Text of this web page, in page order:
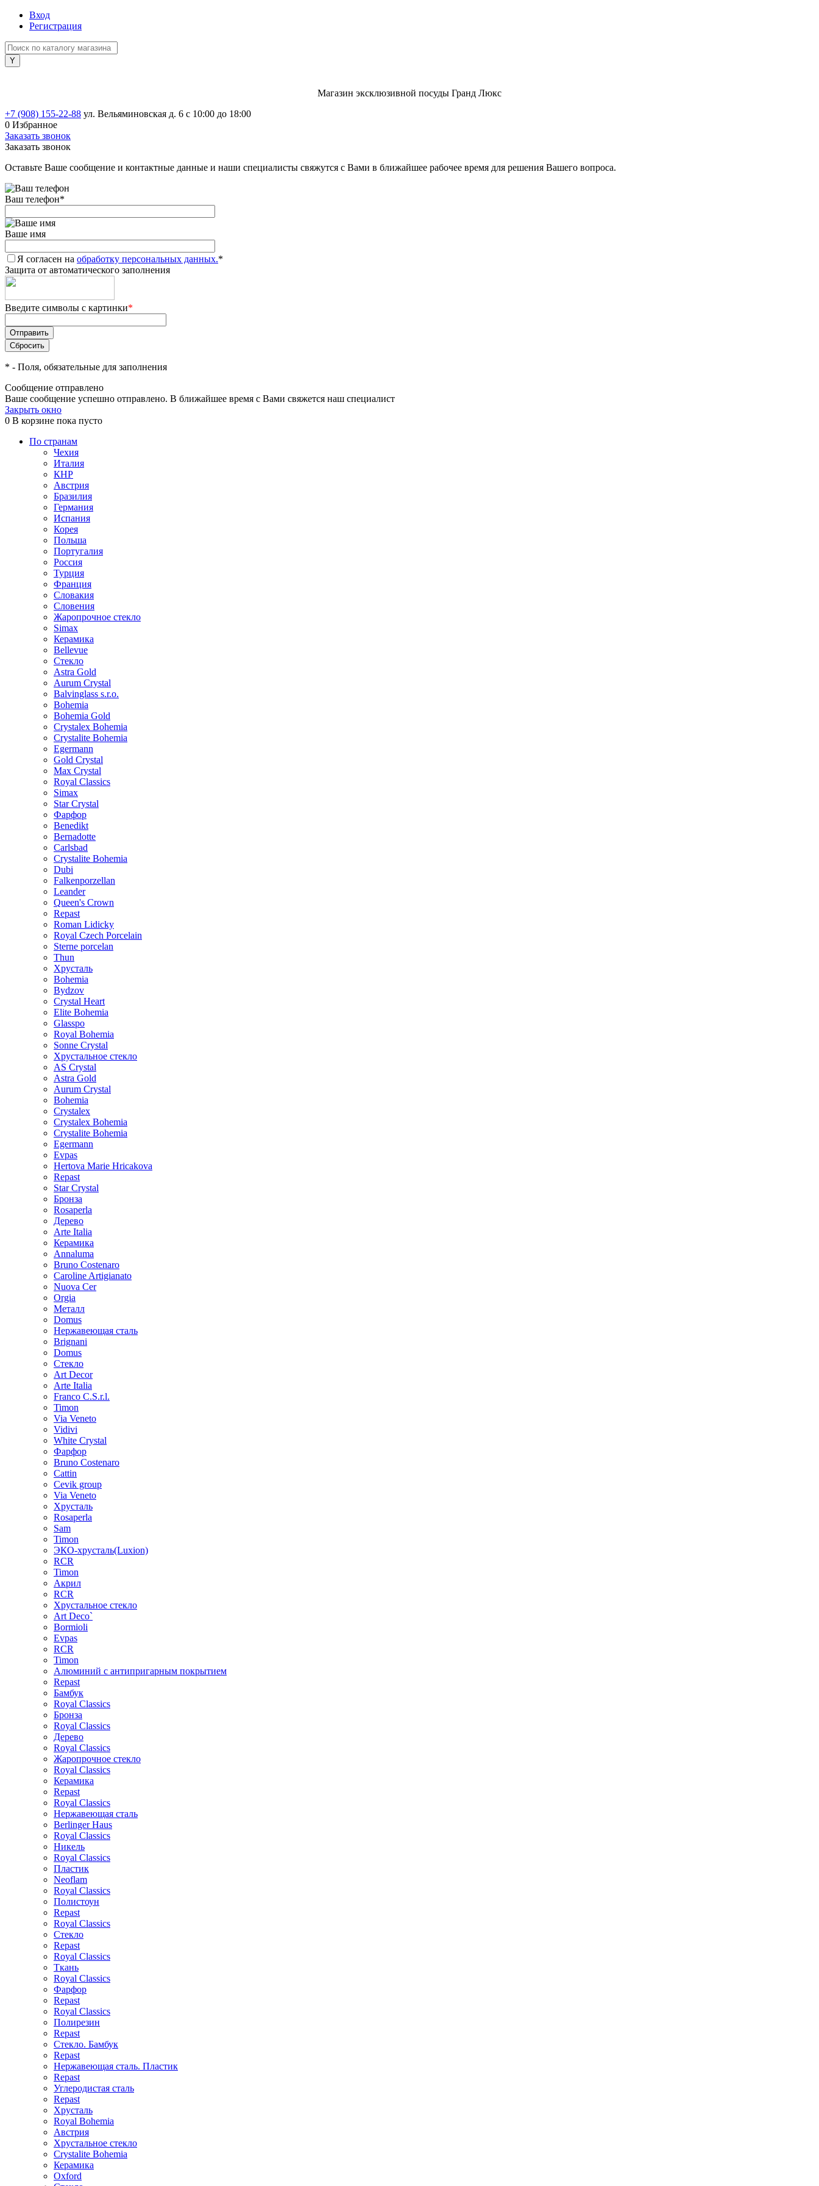
Вход
Регистрация
Магазин эксклюзивной посуды Гранд Люкс
+7 (908) 155-22-88 ул. Вельяминовская д. 6 с 10:00 до 18:00
0 Избранное
Заказать звонок
Заказать звонок
Оставьте Ваше сообщение и контактные данные и наши специалисты свяжутся с Вами в ближайшее рабочее время для решения Вашего вопроса.
Ваш телефон*
Ваше имя
Я согласен на обработку персональных данных.*
Защита от автоматического заполнения
Введите символы с картинки*
* - Поля, обязательные для заполнения
Сообщение отправлено
Ваше сообщение успешно отправлено. В ближайшее время с Вами свяжется наш специалист
Закрыть окно
0 В корзине пока пусто
По странам
Чехия
Италия
КНР
Австрия
Бразилия
Германия
Испания
Корея
Польша
Португалия
Россия
Турция
Франция
Словакия
Словения
Жаропрочное стекло
Simax
Керамика
Bellevue
Стекло
Astra Gold
Aurum Crystal
Balvinglass s.r.o.
Bohemia
Bohemia Gold
Crystalex Bohemia
Crystalite Bohemia
Egermann
Gold Crystal
Max Crystal
Royal Classics
Simax
Star Crystal
Фарфор
Benedikt
Bernadotte
Carlsbad
Crystalite Bohemia
Dubi
Falkenporzellan
Leander
Queen's Crown
Repast
Roman Lidicky
Royal Czech Porcelain
Sterne porcelan
Thun
Хрусталь
Bohemia
Bydzov
Crystal Heart
Elite Bohemia
Glasspo
Royal Bohemia
Sonne Crystal
Хрустальное стекло
AS Crystal
Astra Gold
Aurum Crystal
Bohemia
Crystalex
Crystalex Bohemia
Crystalite Bohemia
Egermann
Evpas
Hertova Marie Hricakova
Repast
Star Crystal
Бронза
Rosaperla
Дерево
Arte Italia
Керамика
Annaluma
Bruno Costenaro
Caroline Artigianato
Nuova Cer
Orgia
Металл
Domus
Нержавеющая сталь
Brignani
Domus
Стекло
Art Decor
Arte Italia
Franco C.S.r.l.
Timon
Via Veneto
Vidivi
White Crystal
Фарфор
Bruno Costenaro
Cattin
Cevik group
Via Veneto
Хрусталь
Rosaperla
Sam
Timon
ЭКО-хрусталь(Luxion)
RCR
Timon
Акрил
RCR
Хрустальное стекло
Art Deco`
Bormioli
Evpas
RCR
Timon
Алюминий с антипригарным покрытием
Repast
Бамбук
Royal Classics
Бронза
Royal Classics
Дерево
Royal Classics
Жаропрочное стекло
Royal Classics
Керамика
Repast
Royal Classics
Нержавеющая сталь
Berlinger Haus
Royal Classics
Никель
Royal Classics
Пластик
Neoflam
Royal Classics
Полистоун
Repast
Royal Classics
Стекло
Repast
Royal Classics
Ткань
Royal Classics
Фарфор
Repast
Royal Classics
Полирезин
Repast
Стекло. Бамбук
Repast
Нержавеющая сталь. Пластик
Repast
Углеродистая сталь
Repast
Хрусталь
Royal Bohemia
Австрия
Хрустальное стекло
Crystalite Bohemia
Керамика
Oxford